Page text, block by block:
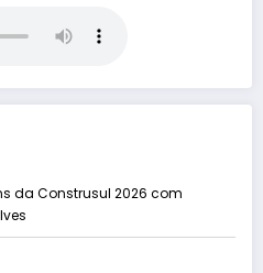
da Construsul 2026 com